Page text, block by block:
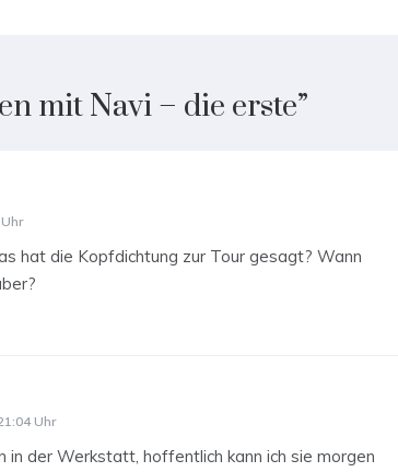
mit Navi – die erste”
hat die Kopfdichtung zur Tour gesagt? Wann
Uhr
in der Werkstatt, hoffentlich kann ich sie morgen